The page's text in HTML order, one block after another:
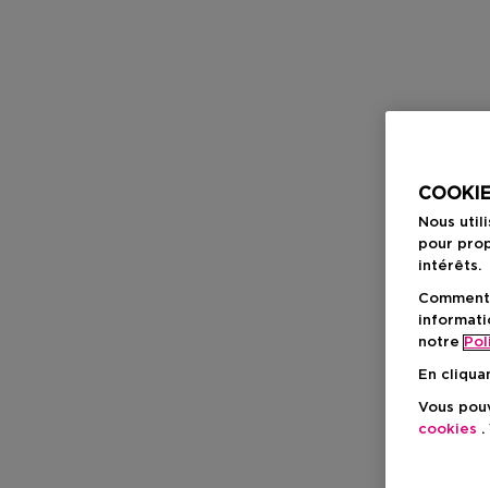
Nous
pour
intérêts.
notre
En
Vous
cookies .